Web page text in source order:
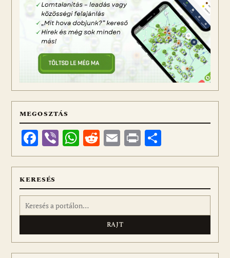
MEGOSZTÁS
Facebook
ViberWhatsApp
Reddit
Email
Print
meg
KERESÉS
Keresés: